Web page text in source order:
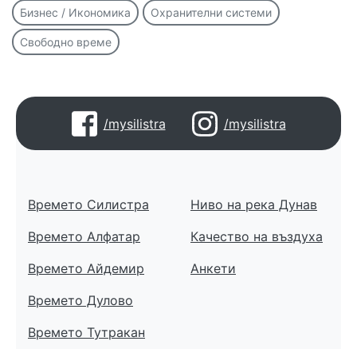
Бизнес / Икономика Охранителни системи
Свободно време
/mysilistra /mysilistra
Времето Силистра
Времето Алфатар
Времето Айдемир
Времето Дулово
Времето Тутракан
Ниво на река Дунав
Качество на въздуха
Анкети